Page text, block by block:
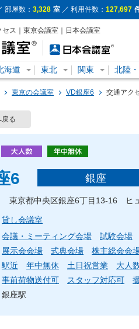
部屋数： 3,328 室 ／ 利用件数： 127,697
ス｜東京会議室｜日本会議室
海道 東北 関東 北陸
東京の会議室 VD銀座6 交通アク
る
6 銀座
東京都中央区銀座6丁目13-16 ヒ
貸し会議室
会議・ミーティング会場
試験会場
展示会会場
式典会場 株主総会会
駅近
年中無休 土日祝営業 大人
事前荷物送付可
スタッフ対応可
銀座駅